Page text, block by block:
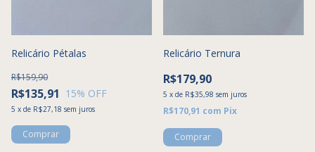
Relicário Pétalas
R$135,91
R$159,90
15% OFF
5 x de R$27,18 sem juros
Relicário Ternura
R$179,90
5 x de R$35,98 sem juros
R$170,91 com Pix